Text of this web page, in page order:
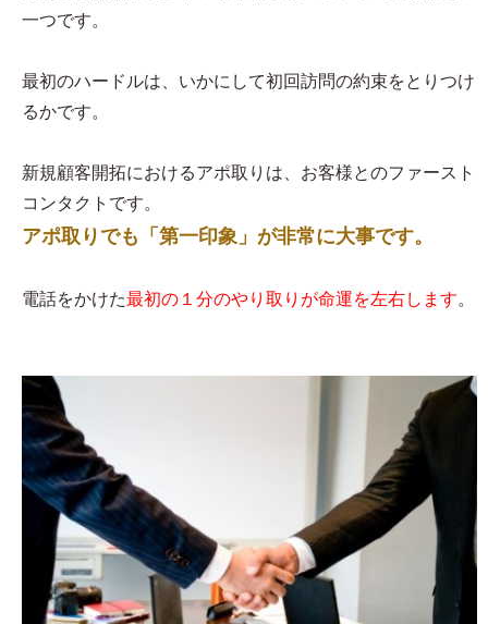
一つです。
最初のハードルは、いかにして初回訪問の約束をとりつけ
るかです。
新規顧客開拓におけるアポ取りは、お客様とのファースト
コンタクトです。
アポ取りでも「第一印象」が非常に大事です。
電話をかけた最初の１分のやり取りが命運を左右します。